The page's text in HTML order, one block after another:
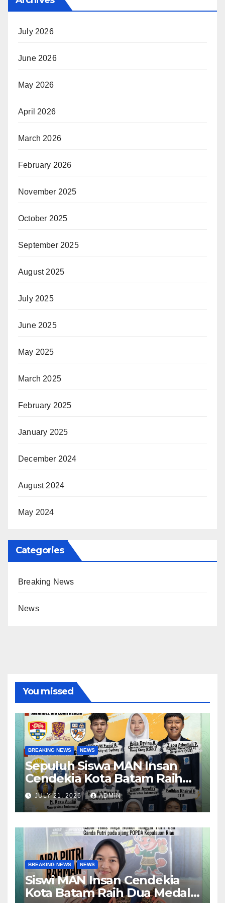
July 2026
June 2026
May 2026
April 2026
March 2026
February 2026
November 2025
October 2025
September 2025
August 2025
July 2025
June 2025
May 2025
March 2025
February 2025
January 2025
December 2024
August 2024
May 2024
Categories
Breaking News
News
You missed
BREAKING NEWS NEWS
Sepuluh Siswa MAN Insan
Cendekia Kota Batam Raih
Beasiswa Indonesia Bangkit
2026 untuk Studi di Dalam
dan Luar Negeri
JULY 21, 2026 ADMIN
BREAKING NEWS NEWS
Siswi MAN Insan Cendekia
Kota Batam Raih Dua Medali